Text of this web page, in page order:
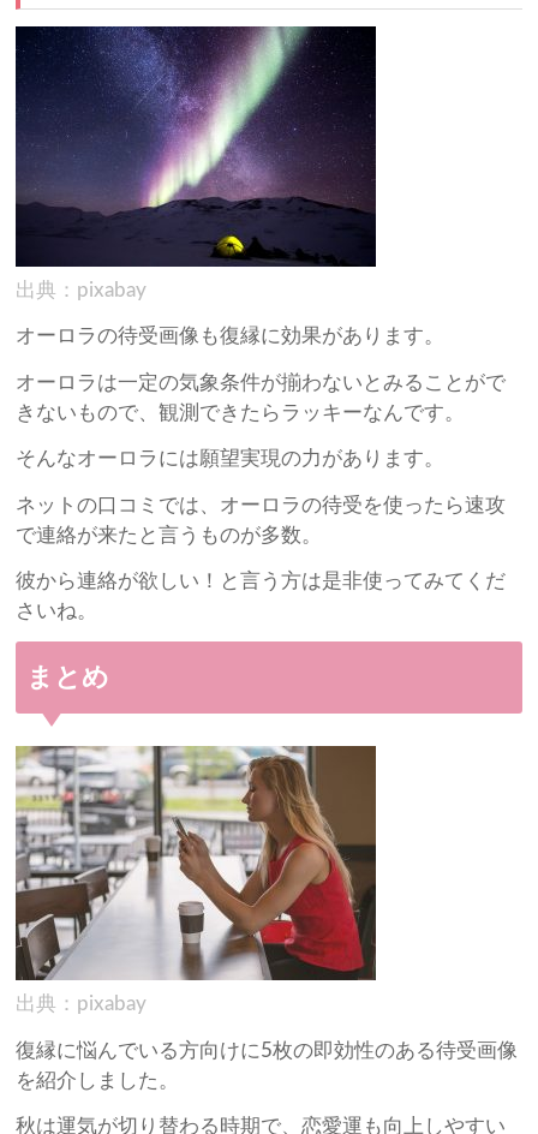
出典：pixabay
オーロラの待受画像も復縁に効果があります。
オーロラは一定の気象条件が揃わないとみることがで
きないもので、観測できたらラッキーなんです。
そんなオーロラには願望実現の力があります。
ネットの口コミでは、オーロラの待受を使ったら速攻
で連絡が来たと言うものが多数。
彼から連絡が欲しい！と言う方は是非使ってみてくだ
さいね。
まとめ
出典：pixabay
復縁に悩んでいる方向けに5枚の即効性のある待受画像
を紹介しました。
秋は運気が切り替わる時期で、恋愛運も向上しやすい